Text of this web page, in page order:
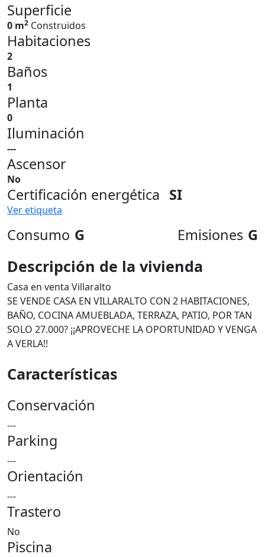
Superficie
0 m2 Construidos
Habitaciones
2
Baños
1
Planta
0
Iluminación
---
Ascensor
No
Certificación energética SI
Ver etiqueta
Consumo G Emisiones G
Descripción de la vivienda
Casa en venta Villaralto
SE VENDE CASA EN VILLARALTO CON 2 HABITACIONES,
BAÑO, COCINA AMUEBLADA, TERRAZA, PATIO, POR TAN
SOLO 27.000? ¡¡APROVECHE LA OPORTUNIDAD Y VENGA
A VERLA!!
Características
Conservación
---
Parking
---
Orientación
---
Trastero
No
Piscina